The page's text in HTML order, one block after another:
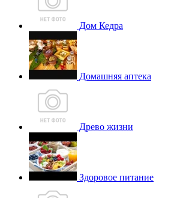
Дом Кедра
Домашняя аптека
Древо жизни
Здоровое питание